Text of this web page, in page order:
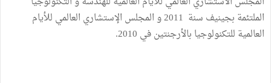
الملتئمة بجينيف سنة 2011 و المجلس الإستشاري العالمي للأيام
العالمية للتكنولوجيا بالأرجنتين في 2010.